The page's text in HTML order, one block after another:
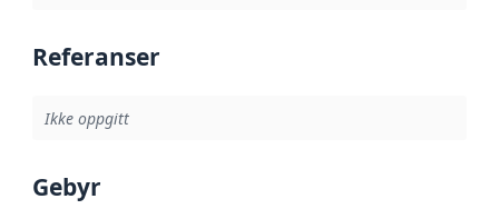
Referanser
Ikke oppgitt
Gebyr